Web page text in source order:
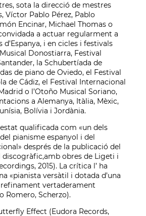
sota la direcció de mestres
Víctor Pablo Pérez, Pablo
Encinar, Michael Thomas o
a actuar regularment a
d’Espanya, i en cicles i festivals
Donostiarra, Festival
la Schubertíada de
de piano de Oviedo, el Festival
de Cádiz, el Festival Internacional
o l’Otoño Musical Soriano,
a Alemanya, Itàlia, Mèxic,
Bolívia i Jordània.
qualificada com «un dels
pianisme espanyol i del
després de la publicació del
obres de Ligeti i
2015). La crítica l’ ha
«pianista versàtil i dotada d’una
vertaderament
Romero, Scherzo).
Effect (Eudora Records,